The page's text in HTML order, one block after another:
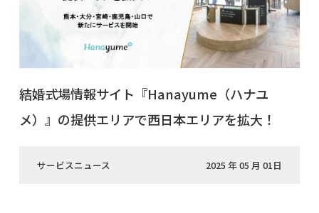
結婚式場情報サイト『Hanayume（ハナユ
メ）』の提供エリアで西日本エリアを拡大！
サービスニュース 2025 年 05 月 01日